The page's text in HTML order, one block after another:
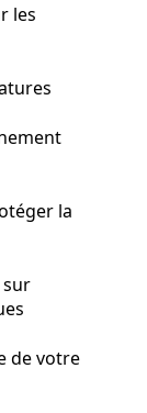
les
la
de votre